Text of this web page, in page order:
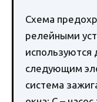
Схема
релейными
используются
следующим
система